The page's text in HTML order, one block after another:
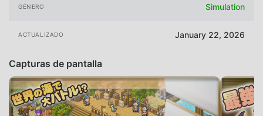
GÉNERO Simulation
ACTUALIZADO January 22, 2026
Capturas de pantalla